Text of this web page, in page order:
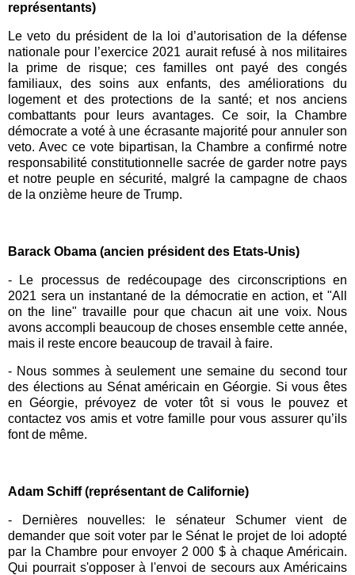
représentants)
Le veto du président de la loi d’autorisation de la défense
nationale pour l’exercice 2021 aurait refusé à nos militaires
la prime de risque; ces familles ont payé des congés
familiaux, des soins aux enfants, des améliorations du
logement et des protections de la santé; et nos anciens
combattants pour leurs avantages. Ce soir, la Chambre
démocrate a voté à une écrasante majorité pour annuler son
veto. Avec ce vote bipartisan, la Chambre a confirmé notre
responsabilité constitutionnelle sacrée de garder notre pays
et notre peuple en sécurité, malgré la campagne de chaos
de la onzième heure de Trump.
Barack Obama (ancien président des Etats-Unis)
- Le processus de redécoupage des circonscriptions en
2021 sera un instantané de la démocratie en action, et "All
on the line" travaille pour que chacun ait une voix. Nous
avons accompli beaucoup de choses ensemble cette année,
mais il reste encore beaucoup de travail à faire.
- Nous sommes à seulement une semaine du second tour
des élections au Sénat américain en Géorgie. Si vous êtes
en Géorgie, prévoyez de voter tôt si vous le pouvez et
contactez vos amis et votre famille pour vous assurer qu’ils
font de même.
Adam Schiff (représentant de Californie)
- Dernières nouvelles: le sénateur Schumer vient de
demander que soit voter par le Sénat le projet de loi adopté
par la Chambre pour envoyer 2 000 $ à chaque Américain.
Qui pourrait s'opposer à l'envoi de secours aux Américains